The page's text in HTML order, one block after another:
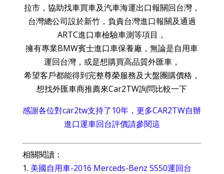
拉市，協助找車買車及汽車海運出口報關回台灣，
台灣總公司設於新竹，負責台灣進口報關及通過
ARTC進口車檢驗車測等項目，
擁有專業BMW賓士進口車保養廠，無論是自用車
運回台灣，或是想購買高品質外匯車，
希望客戶都能得到完整尊榮服務及大盤團購價格，
想找外匯車商推薦來Car2TW詢問比較一下
感謝各位對car2tw支持了10年，更多CAR2TW自辦
進口運車回台評價請參閱這
相關閱讀：
美國自用車-2016 Merceds-Benz S550運回台